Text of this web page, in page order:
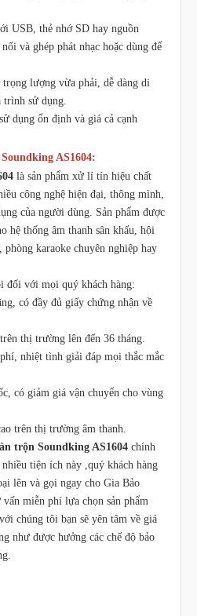
USB, thẻ nhớ SD hay nguồn
và ghép phát nhạc hoặc dùng để
lượng vừa phải, dễ dàng di
trình sử dụng.
dụng ổn định và giá cả cạnh
AS1604:
là sản phẩm xử lí tín hiệu chất
công nghệ hiện đại, thông mình,
của người dùng. Sản phẩm được
hệ thống âm thanh sân khấu, hội
karaoke chuyên nghiệp hay
đối với mọi quý khách hàng:
có đầy đủ giấy chứng nhận về
thị trường lên đến 36 tháng.
nhiệt tình giải đáp mọi thắc mắc
có giảm giá vận chuyển cho vùng
trên thị trường âm thanh.
trộn Soundking AS1604 chính
tiện ích này ,quý khách hàng
lên và gọi ngay cho Gia Bảo
miễn phí lựa chọn sản phẩm
chúng tôi bạn sẽ yên tâm về giá
như được hưởng các chế độ bảo